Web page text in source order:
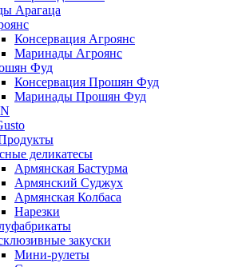
Арагаца
Консервация Агроянс
Маринады Агроянс
Фуд
Консервация Прошян Фуд
Маринады Прошян Фуд
деликатесы
Армянская Бастурма
Армянский Суджух
Армянская Колбаса
Нарезки
закуски
Мини-рулеты